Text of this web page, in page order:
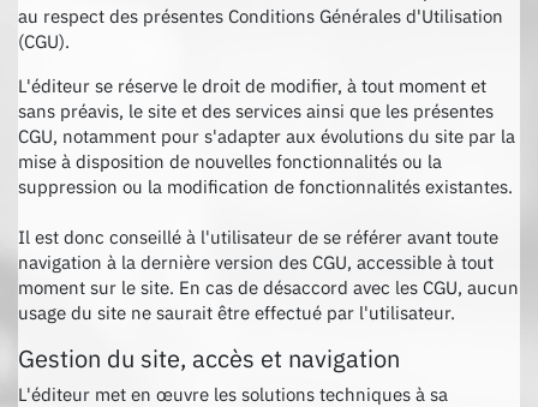
au respect des présentes Conditions Générales d'Utilisation
(CGU).
L'éditeur se réserve le droit de modifier, à tout moment et
sans préavis, le site et des services ainsi que les présentes
CGU, notamment pour s'adapter aux évolutions du site par la
mise à disposition de nouvelles fonctionnalités ou la
suppression ou la modification de fonctionnalités existantes.
Il est donc conseillé à l'utilisateur de se référer avant toute
navigation à la dernière version des CGU, accessible à tout
moment sur le site. En cas de désaccord avec les CGU, aucun
usage du site ne saurait être effectué par l'utilisateur.
Gestion du site, accès et navigation
L'éditeur met en œuvre les solutions techniques à sa